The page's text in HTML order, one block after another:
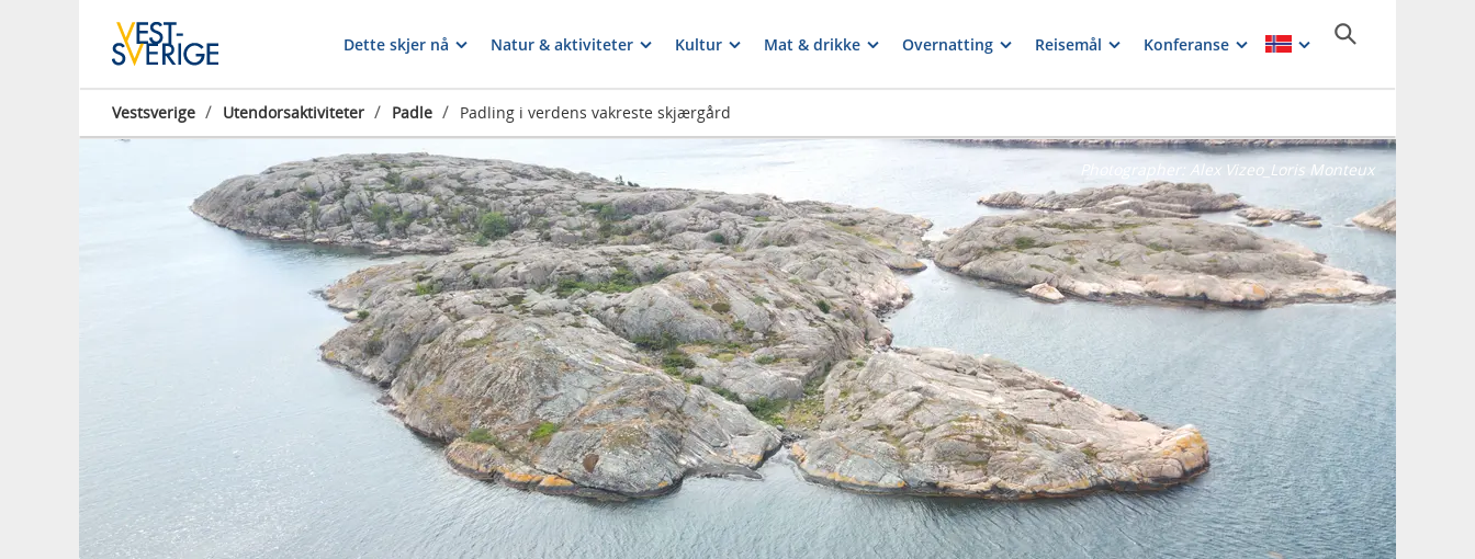
Dette skjer nå Natur & aktiviteter Kultur Mat & drikke Overnatting Reisemål Konferanse
Vestsverige / Utendorsaktiviteter / Padle / Padling i verdens vakreste skjærgård
Photographer: Alex Vizeo_Loris Monteux